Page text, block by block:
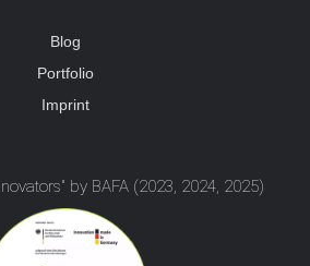
Blog
Portfolio
Imprint
by BAFA (2023, 2024, 2025)